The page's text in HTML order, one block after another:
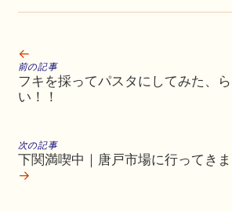
←
前の記事
フキを採ってパスタにしてみた、
い！！
次の記事
下関満喫中｜唐戸市場に行ってきま
→